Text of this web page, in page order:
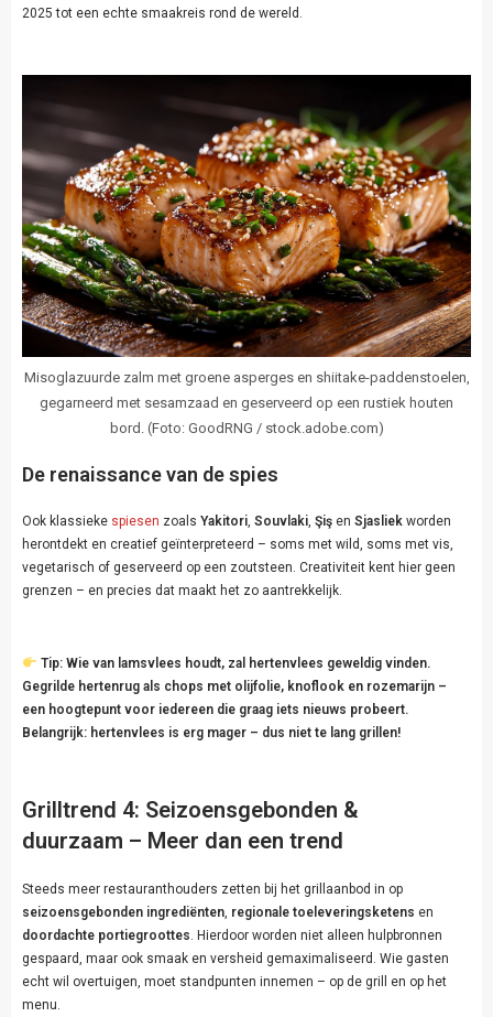
2025 tot een echte smaakreis rond de wereld.
Misoglazuurde zalm met groene asperges en shiitake-paddenstoelen,
gegarneerd met sesamzaad en geserveerd op een rustiek houten
bord. (Foto: GoodRNG / stock.adobe.com)
De renaissance van de spies
Ook klassieke spiesen zoals Yakitori, Souvlaki, Şiş en Sjasliek worden
herontdekt en creatief geïnterpreteerd – soms met wild, soms met vis,
vegetarisch of geserveerd op een zoutsteen. Creativiteit kent hier geen
grenzen – en precies dat maakt het zo aantrekkelijk.
Tip: Wie van lamsvlees houdt, zal hertenvlees geweldig vinden.
Gegrilde hertenrug als chops met olijfolie, knoflook en rozemarijn –
een hoogtepunt voor iedereen die graag iets nieuws probeert.
Belangrijk: hertenvlees is erg mager – dus niet te lang grillen!
Grilltrend 4: Seizoensgebonden &
duurzaam – Meer dan een trend
Steeds meer restauranthouders zetten bij het grillaanbod in op
seizoensgebonden ingrediënten, regionale toeleveringsketens en
doordachte portiegroottes. Hierdoor worden niet alleen hulpbronnen
gespaard, maar ook smaak en versheid gemaximaliseerd. Wie gasten
echt wil overtuigen, moet standpunten innemen – op de grill en op het
menu.